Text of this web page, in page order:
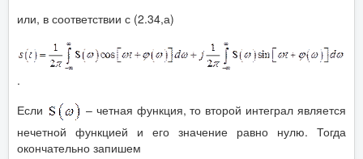
или, в соответствии с (2.34,а)
.
Если
– четная функция, то второй интеграл является
нечетной функцией и его значение равно нулю. Тогда
окончательно запишем